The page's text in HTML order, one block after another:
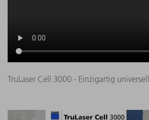
TruLaser Cell 3000 - Einzigartig universell